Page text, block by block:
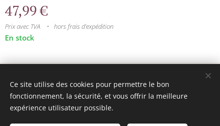
47,99€
Prix avec TVA hors frais d'expédition
En stock
mini model rails
Langues
Ce site utilise des cookies pour permettre le bon
fonctionnement, la sécurité, et vous offrir la meilleure
expérience utilisateur possible.